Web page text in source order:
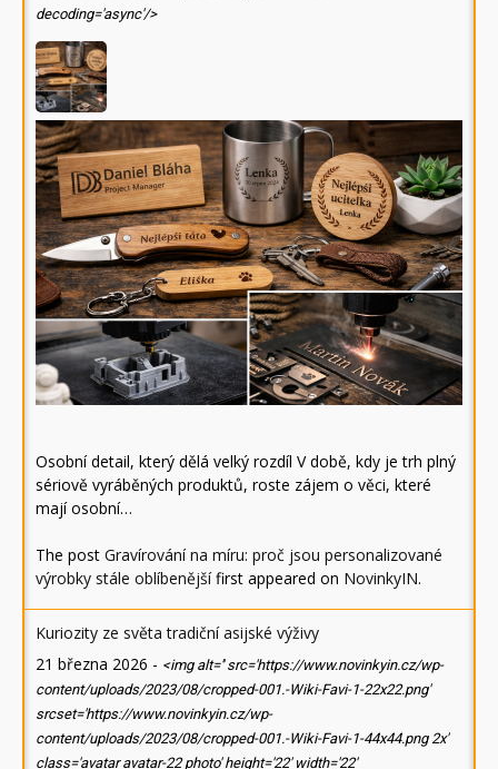
decoding='async'/>
Osobní detail, který dělá velký rozdíl V době, kdy je trh plný
sériově vyráběných produktů, roste zájem o věci, které
mají osobní…
The post Gravírování na míru: proč jsou personalizované
výrobky stále oblíbenějšífirst appeared on NovinkyIN.
Kuriozity ze světa tradiční asijské výživy
21 března 2026 - <img alt='' src='https://www.novinkyin.cz/wp-
content/uploads/2023/08/cropped-001.-Wiki-Favi-1-22x22.png'
srcset='https://www.novinkyin.cz/wp-
content/uploads/2023/08/cropped-001.-Wiki-Favi-1-44x44.png 2x'
class='avatar avatar-22 photo' height='22' width='22'